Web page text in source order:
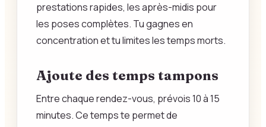
prestations rapides, les après-midis pour
les poses complètes. Tu gagnes en
concentration et tu limites les temps morts.
Ajoute des temps tampons
Entre chaque rendez-vous, prévois 10 à 15
minutes. Ce temps te permet de